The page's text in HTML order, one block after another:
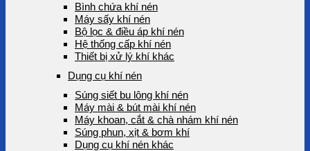
Bình chứa khí nén
Máy sấy khí nén
Bộ lọc & điều áp khí nén
Hệ thống cấp khí nén
Thiết bị xử lý khí khác
Dụng cụ khí nén
Súng siết bu lông khí nén
Máy mài & bút mài khí nén
Máy khoan, cắt & chà nhám khí nén
Súng phun, xịt & bơm khí
Dụng cụ khí nén khác